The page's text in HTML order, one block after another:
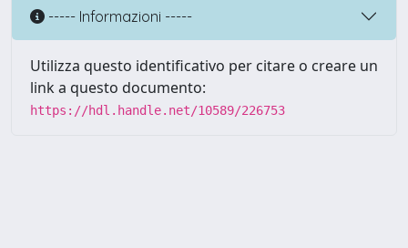
----- Informazioni -----
Utilizza questo identificativo per citare o creare un
link a questo documento:
https://hdl.handle.net/10589/226753